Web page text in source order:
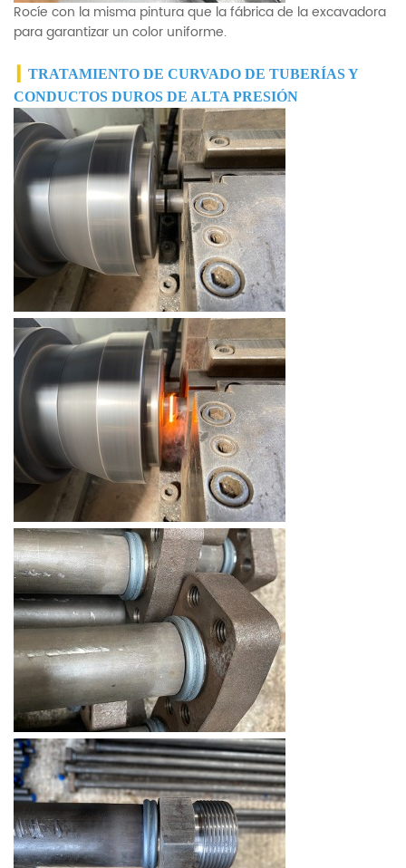
Rocíe con la misma pintura que la fábrica de la excavadora
para garantizar un color uniforme.
TRATAMIENTO DE CURVADO DE TUBERÍAS Y
CONDUCTOS DUROS DE ALTA PRESIÓN